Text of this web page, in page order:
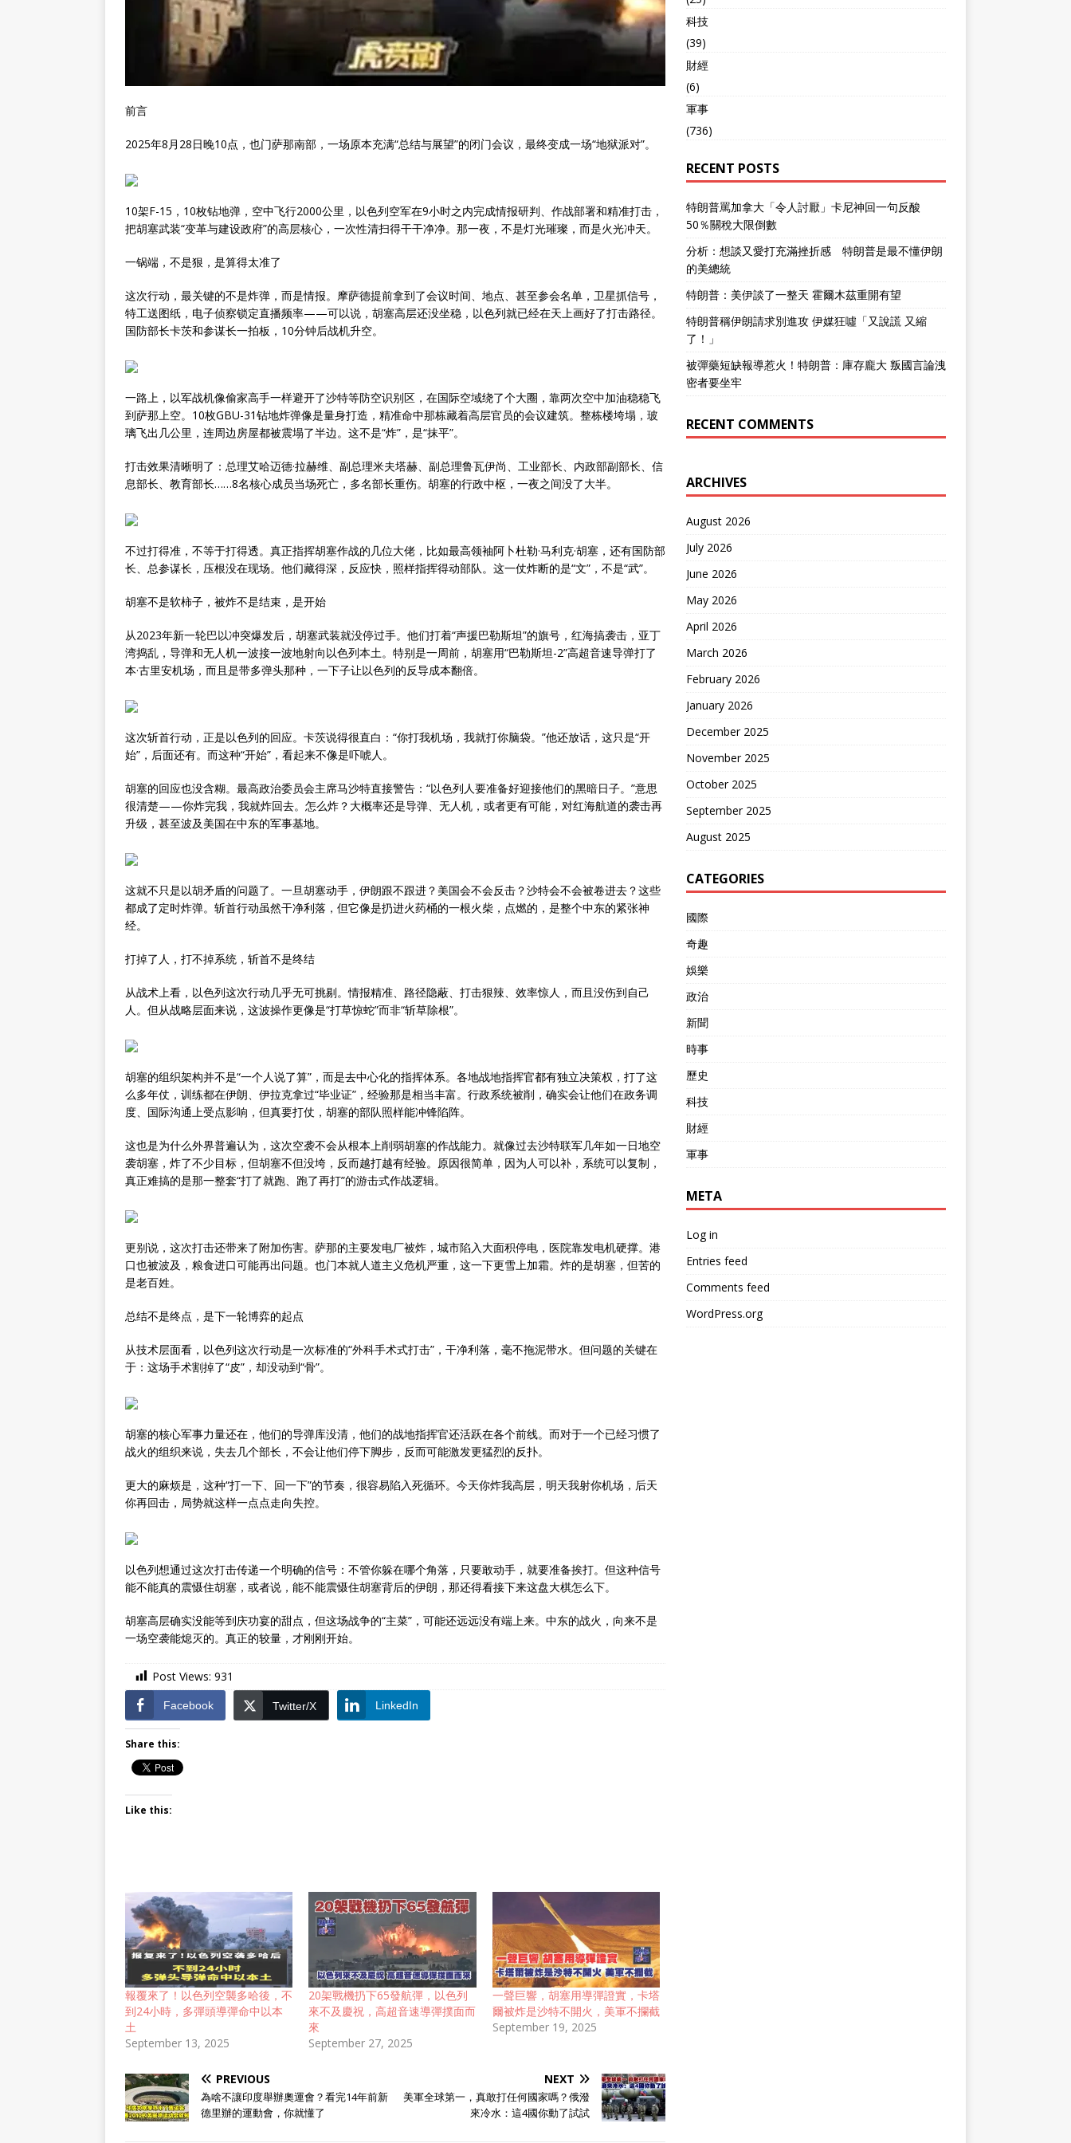
前言
2025年8月28日晚10点，也门萨那南部，一场原本充满“总结与展望”的闭门会议，最终变成一场“地狱派对”。
10架F-15，10枚钻地弹，空中飞行2000公里，以色列空军在9小时之内完成情报研判、作战部署和精准打击，
把胡塞武装“变革与建设政府”的高层核心，一次性清扫得干干净净。那一夜，不是灯光璀璨，而是火光冲天。
一锅端，不是狠，是算得太准了
这次行动，最关键的不是炸弹，而是情报。摩萨德提前拿到了会议时间、地点、甚至参会名单，卫星抓信号，
特工送图纸，电子侦察锁定直播频率——可以说，胡塞高层还没坐稳，以色列就已经在天上画好了打击路径。
国防部长卡茨和参谋长一拍板，10分钟后战机升空。
一路上，以军战机像偷家高手一样避开了沙特等防空识别区，在国际空域绕了个大圈，靠两次空中加油稳稳飞
到萨那上空。10枚GBU-31钻地炸弹像是量身打造，精准命中那栋藏着高层官员的会议建筑。整栋楼垮塌，玻
璃飞出几公里，连周边房屋都被震塌了半边。这不是“炸”，是“抹平”。
打击效果清晰明了：总理艾哈迈德·拉赫维、副总理米夫塔赫、副总理鲁瓦伊尚、工业部长、内政部副部长、信
息部长、教育部长……8名核心成员当场死亡，多名部长重伤。胡塞的行政中枢，一夜之间没了大半。
不过打得准，不等于打得透。真正指挥胡塞作战的几位大佬，比如最高领袖阿卜杜勒·马利克·胡塞，还有国防部
长、总参谋长，压根没在现场。他们藏得深，反应快，照样指挥得动部队。这一仗炸断的是“文”，不是“武”。
胡塞不是软柿子，被炸不是结束，是开始
从2023年新一轮巴以冲突爆发后，胡塞武装就没停过手。他们打着“声援巴勒斯坦”的旗号，红海搞袭击，亚丁
湾捣乱，导弹和无人机一波接一波地射向以色列本土。特别是一周前，胡塞用“巴勒斯坦-2”高超音速导弹打了
本·古里安机场，而且是带多弹头那种，一下子让以色列的反导成本翻倍。
这次斩首行动，正是以色列的回应。卡茨说得很直白：“你打我机场，我就打你脑袋。”他还放话，这只是“开
始”，后面还有。而这种“开始”，看起来不像是吓唬人。
胡塞的回应也没含糊。最高政治委员会主席马沙特直接警告：“以色列人要准备好迎接他们的黑暗日子。”意思
很清楚——你炸完我，我就炸回去。怎么炸？大概率还是导弹、无人机，或者更有可能，对红海航道的袭击再
升级，甚至波及美国在中东的军事基地。
这就不只是以胡矛盾的问题了。一旦胡塞动手，伊朗跟不跟进？美国会不会反击？沙特会不会被卷进去？这些
都成了定时炸弹。斩首行动虽然干净利落，但它像是扔进火药桶的一根火柴，点燃的，是整个中东的紧张神
经。
打掉了人，打不掉系统，斩首不是终结
从战术上看，以色列这次行动几乎无可挑剔。情报精准、路径隐蔽、打击狠辣、效率惊人，而且没伤到自己
人。但从战略层面来说，这波操作更像是“打草惊蛇”而非“斩草除根”。
胡塞的组织架构并不是“一个人说了算”，而是去中心化的指挥体系。各地战地指挥官都有独立决策权，打了这
么多年仗，训练都在伊朗、伊拉克拿过“毕业证”，经验那是相当丰富。行政系统被削，确实会让他们在政务调
度、国际沟通上受点影响，但真要打仗，胡塞的部队照样能冲锋陷阵。
这也是为什么外界普遍认为，这次空袭不会从根本上削弱胡塞的作战能力。就像过去沙特联军几年如一日地空
袭胡塞，炸了不少目标，但胡塞不但没垮，反而越打越有经验。原因很简单，因为人可以补，系统可以复制，
真正难搞的是那一整套“打了就跑、跑了再打”的游击式作战逻辑。
更别说，这次打击还带来了附加伤害。萨那的主要发电厂被炸，城市陷入大面积停电，医院靠发电机硬撑。港
口也被波及，粮食进口可能再出问题。也门本就人道主义危机严重，这一下更雪上加霜。炸的是胡塞，但苦的
是老百姓。
总结不是终点，是下一轮博弈的起点
从技术层面看，以色列这次行动是一次标准的“外科手术式打击”，干净利落，毫不拖泥带水。但问题的关键在
于：这场手术割掉了“皮”，却没动到“骨”。
胡塞的核心军事力量还在，他们的导弹库没清，他们的战地指挥官还活跃在各个前线。而对于一个已经习惯了
战火的组织来说，失去几个部长，不会让他们停下脚步，反而可能激发更猛烈的反扑。
更大的麻烦是，这种“打一下、回一下”的节奏，很容易陷入死循环。今天你炸我高层，明天我射你机场，后天
你再回击，局势就这样一点点走向失控。
以色列想通过这次打击传递一个明确的信号：不管你躲在哪个角落，只要敢动手，就要准备挨打。但这种信号
能不能真的震慑住胡塞，或者说，能不能震慑住胡塞背后的伊朗，那还得看接下来这盘大棋怎么下。
胡塞高层确实没能等到庆功宴的甜点，但这场战争的“主菜”，可能还远远没有端上来。中东的战火，向来不是
一场空袭能熄灭的。真正的较量，才刚刚开始。
Post Views: 931
Facebook Twitter/X LinkedIn
Share this:
Like this:
報覆來了！以色列空襲多哈後，不
到24小時，多彈頭導彈命中以本
土
September 13, 2025
20架戰機扔下65發航彈，以色列
來不及慶祝，高超音速導彈撲面而
來
September 27, 2025
一聲巨響，胡塞用導彈證實，卡塔
爾被炸是沙特不開火，美軍不攔截
September 19, 2025
PREVIOUS
為啥不讓印度舉辦奧運會？看完14年前新
德里辦的運動會，你就懂了
NEXT
美軍全球第一，真敢打任何國家嗎？俄潑
來冷水：這4國你動了試試
科技
(39)
財經
(6)
軍事
(736)
RECENT POSTS
特朗普罵加拿大「令人討厭」卡尼神回一句反酸
50％關稅大限倒數
分析：想談又愛打充滿挫折感 特朗普是最不懂伊朗
的美總統
特朗普：美伊談了一整天 霍爾木茲重開有望
特朗普稱伊朗請求別進攻 伊媒狂噓「又說謊 又縮
了！」
被彈藥短缺報導惹火！特朗普：庫存龐大 叛國言論洩
密者要坐牢
RECENT COMMENTS
ARCHIVES
August 2026
July 2026
June 2026
May 2026
April 2026
March 2026
February 2026
January 2026
December 2025
November 2025
October 2025
September 2025
August 2025
CATEGORIES
國際
奇趣
娛樂
政治
新聞
時事
歷史
科技
財經
軍事
META
Log in
Entries feed
Comments feed
WordPress.org